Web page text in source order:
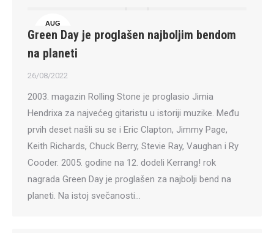
AUG
26
Green Day je proglašen najboljim bendom
na planeti
26/08/2022
2003. magazin Rolling Stone je proglasio Jimia
Hendrixa za najvećeg gitaristu u istoriji muzike. Među
prvih deset našli su se i Eric Clapton, Jimmy Page,
Keith Richards, Chuck Berry, Stevie Ray, Vaughan i Ry
Cooder. 2005. godine na 12. dodeli Kerrang! rok
nagrada Green Day je proglašen za najbolji bend na
planeti. Na istoj svečanosti…